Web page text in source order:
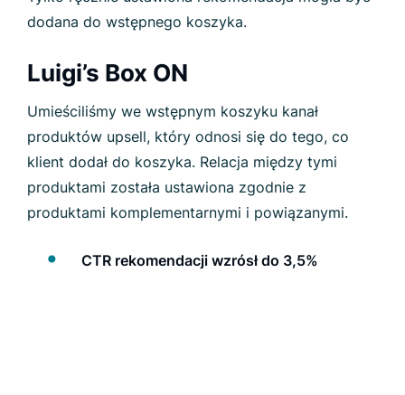
dodana do wstępnego koszyka.
Luigi’s Box ON
Umieściliśmy we wstępnym koszyku kanał
produktów upsell, który odnosi się do tego, co
klient dodał do koszyka. Relacja między tymi
produktami została ustawiona zgodnie z
produktami komplementarnymi i powiązanymi.
CTR rekomendacji wzrósł do 3,5%